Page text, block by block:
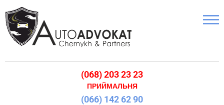
(068) 203 23 23
ПРИЙМАЛЬНЯ
(066) 142 62 90